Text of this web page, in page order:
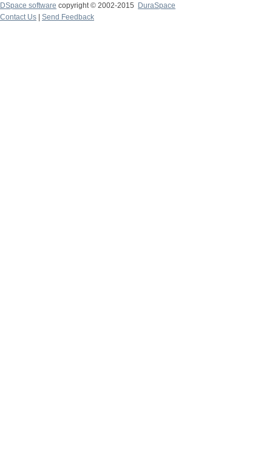
DSpace software copyright © 2002-2015
DuraSpace
Contact Us
Send Feedback